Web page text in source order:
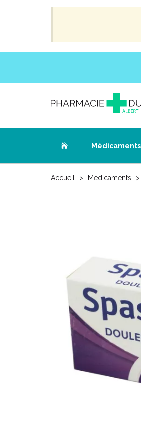
Médicaments
Accueil Médicaments